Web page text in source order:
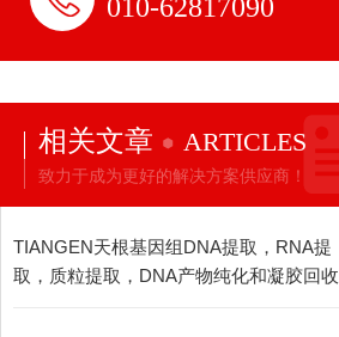
010-62817090
相关文章 ARTICLES
致力于成为更好的解决方案供应商！
TIANGEN天根基因组DNA提取，RNA提
取，质粒提取，DNA产物纯化和凝胶回收